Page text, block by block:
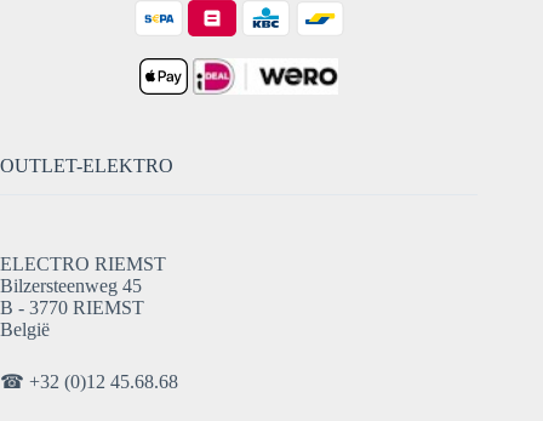
OUTLET-ELEKTRO
ELECTRO RIEMST
Bilzersteenweg 45
B - 3770 RIEMST
België
☎ +32 (0)12 45.68.68